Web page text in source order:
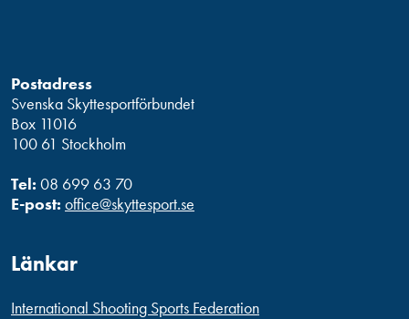
Postadress
Svenska Skyttesportförbundet
Box 11016
100 61 Stockholm
Tel: 08 699 63 70
E-post: office@skyttesport.se
Länkar
International Shooting Sports Federation